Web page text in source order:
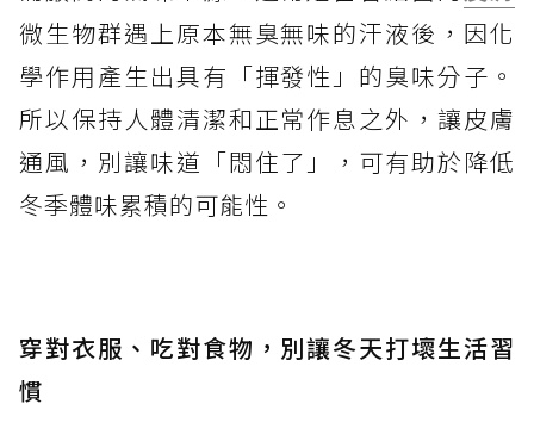
微生物群遇上原本無臭無味的汗液後，因化
學作用產生出具有「揮發性」的臭味分子。
所以保持人體清潔和正常作息之外，讓皮膚
通風，別讓味道「悶住了」，可有助於降低
冬季體味累積的可能性。
穿對衣服、吃對食物，別讓冬天打壞生活習
慣